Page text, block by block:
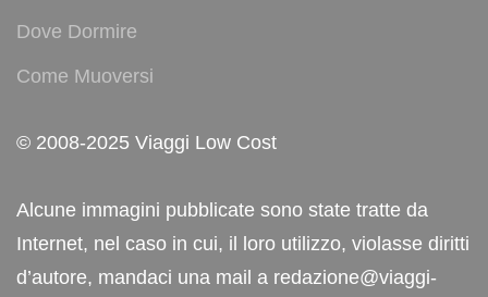
Dove Dormire
Come Muoversi
© 2008-2025 Viaggi Low Cost
Alcune immagini pubblicate sono state tratte da
Internet, nel caso in cui, il loro utilizzo, violasse diritti
d’autore, mandaci una mail a redazione@viaggi-